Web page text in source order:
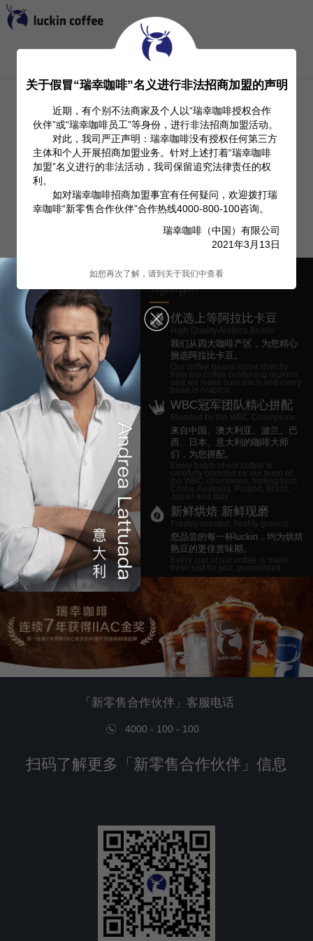
Investor Relation
优选上等阿拉比卡豆
High Quality Arabica Beans
我们从四大咖啡产区，为您精心
挑选阿拉比卡豆。
Our coffee beans come directly
from top coffee producing regions,
and we make sure each and every
bean is Arabica.
WBC冠军团队精心拼配
Blended by the WBC Champions
来自中国、澳大利亚、波兰、巴
西、日本、意大利的咖啡大师
们，为您拼配。
Every batch of our coffee is
carefully blended by our team of
the WBC champions, hailing from
China, Australia, Poland, Brazil,
Japan and Italy.
新鲜烘焙 新鲜现磨
Freshly roasted, freshly ground.
您品尝的每一杯luckin，均为烘焙
熟豆的更佳赏味期。
Every cup of our coffee is made
fresh just for you, guaranteed.
「新零售合作伙伴」客服电话
4000 - 100 - 100
扫码了解更多「新零售合作伙伴」信息
关于假冒“瑞幸咖啡”名义进行非法招商加盟的声明
近期，有个别不法商家及个人以“瑞幸咖啡授权合作
伙伴”或“瑞幸咖啡员工”等身份，进行非法招商加盟活动。
对此，我司严正声明：瑞幸咖啡没有授权任何第三方
主体和个人开展招商加盟业务。针对上述打着“瑞幸咖啡
加盟”名义进行的非法活动，我司保留追究法律责任的权
利。
如对瑞幸咖啡招商加盟事宜有任何疑问，欢迎拨打瑞
幸咖啡“新零售合作伙伴”合作热线4000-800-100咨询。
瑞幸咖啡（中国）有限公司
2021年3月13日
如想再次了解，请到关于我们中查看